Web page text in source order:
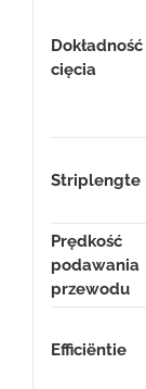
Dokładność
cięcia
Striplengte
Prędkość
podawania
przewodu
Efficiëntie